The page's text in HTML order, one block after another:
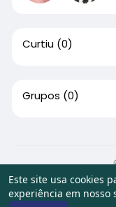
Este site usa cookies
experiência em nosso
Curtiu (0)
Grupos (0)
Início
Sobre